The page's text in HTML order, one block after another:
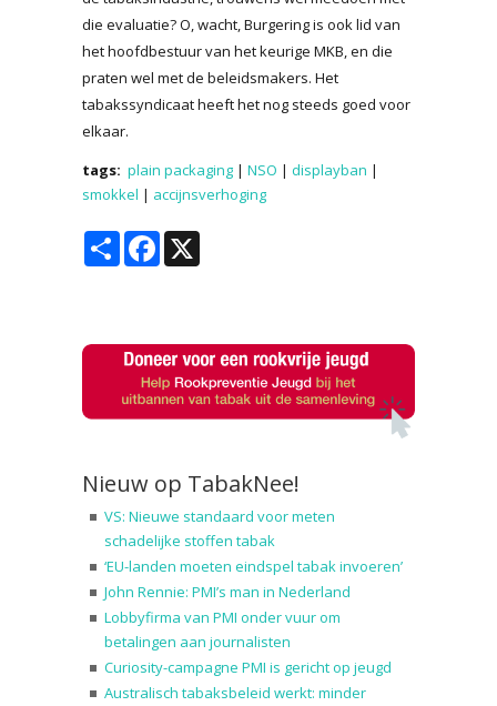
die evaluatie? O, wacht, Burgering is ook lid van
het hoofdbestuur van het keurige MKB, en die
praten wel met de beleidsmakers. Het
tabakssyndicaat heeft het nog steeds goed voor
elkaar.
tags: plain packaging | NSO | displayban |
smokkel | accijnsverhoging
Share Facebook
Nieuw op TabakNee!
VS: Nieuwe standaard voor meten
schadelijke stoffen tabak
‘EU-landen moeten eindspel tabak invoeren’
John Rennie: PMI’s man in Nederland
Lobbyfirma van PMI onder vuur om
betalingen aan journalisten
Curiosity-campagne PMI is gericht op jeugd
Australisch tabaksbeleid werkt: minder